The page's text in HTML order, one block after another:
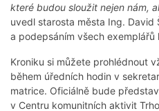
které budou sloužit nejen nám,
uvedl starosta města Ing. David
a podepsáním všech exemplářů
Kroniku si můžete prohlédnout
během úředních hodin v
matrice. Oficiálně bude
v Centru komunitních aktivit